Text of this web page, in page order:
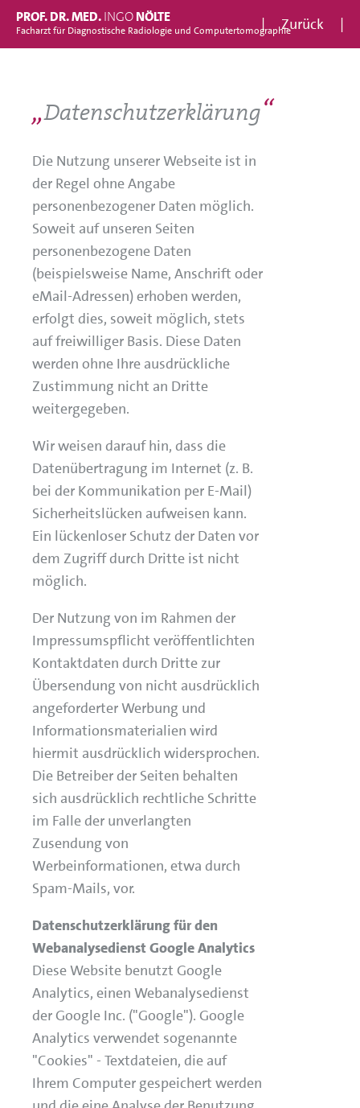
Zurück
PROF. DR. MED.INGONÖLTE
Facharzt für Diagnostische Radiologie und Computertomographie
Datenschutzerklärung
Die Nutzung unserer Webseite ist in
der Regel ohne Angabe
personenbezogener Daten möglich.
Soweit auf unseren Seiten
personenbezogene Daten
(beispielsweise Name, Anschrift oder
eMail-Adressen) erhoben werden,
erfolgt dies, soweit möglich, stets
auf freiwilliger Basis. Diese Daten
werden ohne Ihre ausdrückliche
Zustimmung nicht an Dritte
weitergegeben.
Wir weisen darauf hin, dass die
Datenübertragung im Internet (z. B.
bei der Kommunikation per E-Mail)
Sicherheitslücken aufweisen kann.
Ein lückenloser Schutz der Daten vor
dem Zugriff durch Dritte ist nicht
möglich.
Der Nutzung von im Rahmen der
Impressumspflicht veröffentlichten
Kontaktdaten durch Dritte zur
Übersendung von nicht ausdrücklich
angeforderter Werbung und
Informationsmaterialien wird
hiermit ausdrücklich widersprochen.
Die Betreiber der Seiten behalten
sich ausdrücklich rechtliche Schritte
im Falle der unverlangten
Zusendung von
Werbeinformationen, etwa durch
Spam-Mails, vor.
Datenschutzerklärung für den
Webanalysedienst Google Analytics
Diese Website benutzt Google
Analytics, einen Webanalysedienst
der Google Inc. ("Google"). Google
Analytics verwendet sogenannte
"Cookies" - Textdateien, die auf
Ihrem Computer gespeichert werden